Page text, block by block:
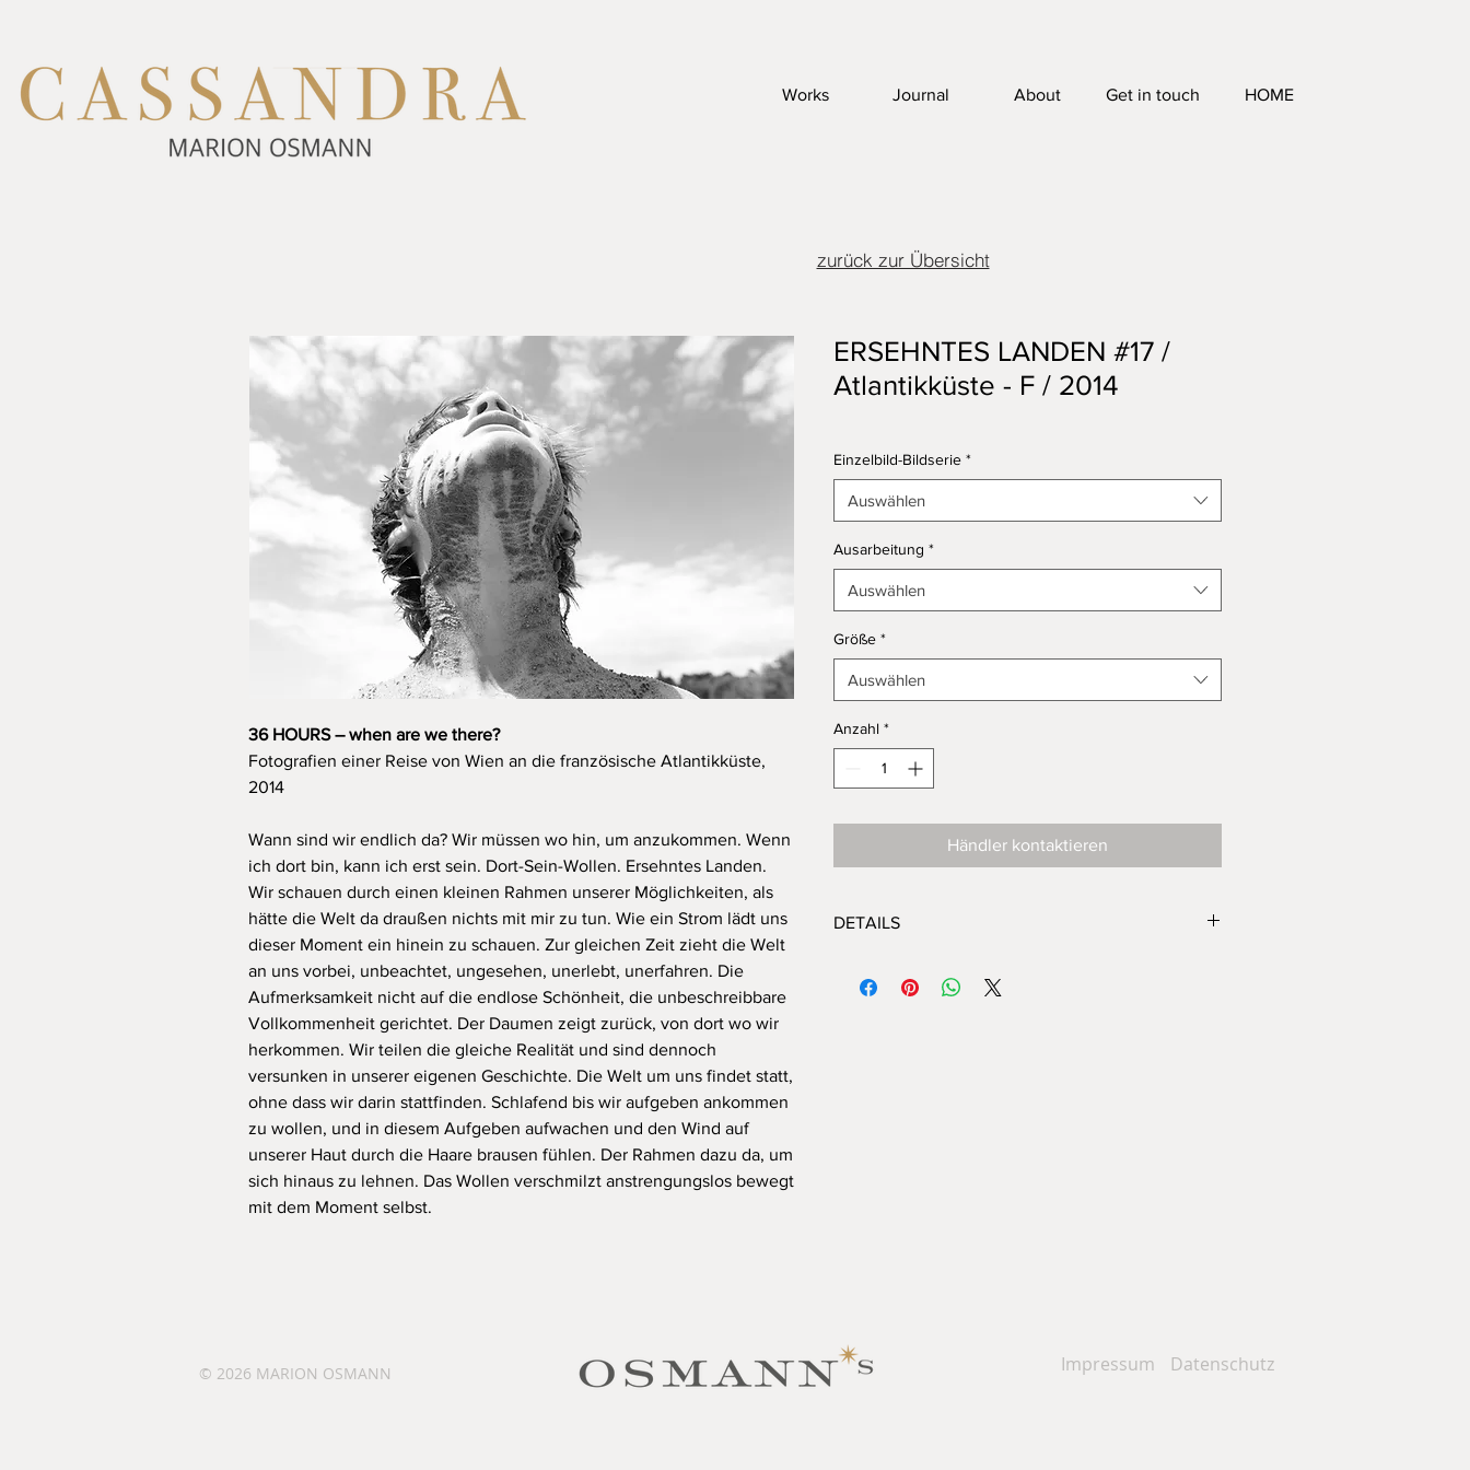
Works Journal About Get in touch HOME
36 HOURS – when are we there?
Fotografien einer Reise von Wien an die französische Atlantikküste,
2014
Wann sind wir endlich da? Wir müssen wo hin, um anzukommen. Wenn
ich dort bin, kann ich erst sein. Dort-Sein-Wollen. Ersehntes Landen.
Wir schauen durch einen kleinen Rahmen unserer Möglichkeiten, als
hätte die Welt da draußen nichts mit mir zu tun. Wie ein Strom lädt uns
dieser Moment ein hinein zu schauen. Zur gleichen Zeit zieht die Welt
an uns vorbei, unbeachtet, ungesehen, unerlebt, unerfahren. Die
Aufmerksamkeit nicht auf die endlose Schönheit, die unbeschreibbare
Vollkommenheit gerichtet. Der Daumen zeigt zurück, von dort wo wir
herkommen. Wir teilen die gleiche Realität und sind dennoch
versunken in unserer eigenen Geschichte. Die Welt um uns findet statt,
ohne dass wir darin stattfinden. Schlafend bis wir aufgeben ankommen
zu wollen, und in diesem Aufgeben aufwachen und den Wind auf
unserer Haut durch die Haare brausen fühlen. Der Rahmen dazu da, um
sich hinaus zu lehnen. Das Wollen verschmilzt anstrengungslos bewegt
mit dem Moment selbst.
ERSEHNTES LANDEN #17 /
Atlantikküste - F / 2014
Einzelbild-Bildserie *
Auswählen
Ausarbeitung *
Auswählen
Größe *
Auswählen
Anzahl *
Händler kontaktieren
DETAILS
zurück zur Übersicht
© 2026 MARION OSMANN Impressum Datenschutz